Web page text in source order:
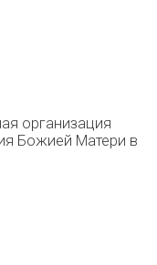
организация
Божией Матери в